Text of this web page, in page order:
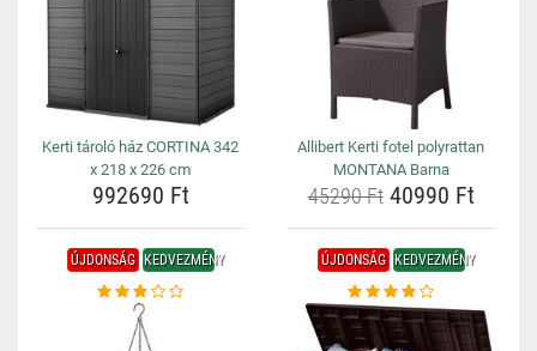
Kerti tároló ház CORTINA 342
x 218 x 226 cm
992690 Ft
Allibert Kerti fotel polyrattan
MONTANA Barna
45290 Ft40990 Ft
ÚJDONSÁG KEDVEZMÉNY ÚJDONSÁG KEDVEZMÉNY